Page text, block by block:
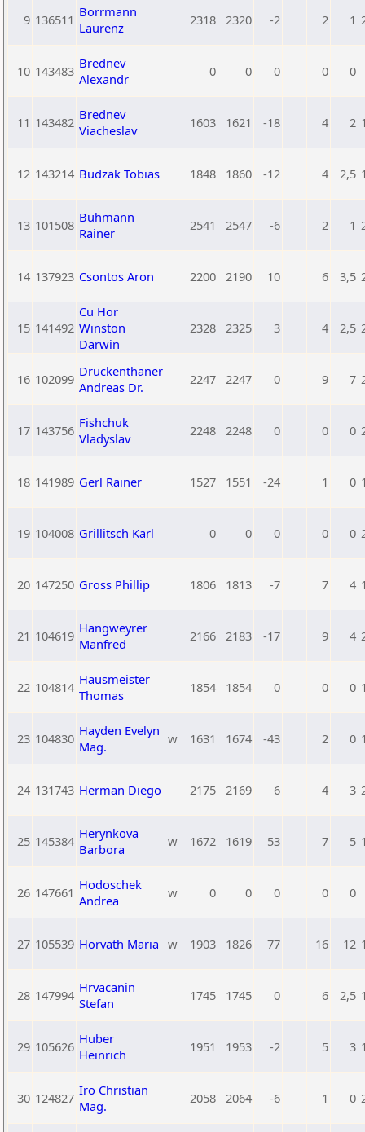
9 136511 Borrmann
Laurenz
2318 2320 -2 2 1
10 143483 Brednev
Alexandr
0 0 0 0 0
11 143482 Brednev
Viacheslav
1603 1621 -18 4 2
12 143214 Budzak Tobias 1848 1860 -12 4 2,5
13 101508 Buhmann
Rainer
2541 2547 -6 2 1
14 137923 Csontos Aron 2200 2190 10 6 3,5
15 141492
Cu Hor
Winston
Darwin
2328 2325 3 4 2,5
16 102099 Druckenthaner
Andreas Dr.
2247 2247 0 9 7
17 143756 Fishchuk
Vladyslav
2248 2248 0 0 0
18 141989 Gerl Rainer 1527 1551 -24 1 0
19 104008 Grillitsch Karl 0 0 0 0 0
20 147250 Gross Phillip 1806 1813 -7 7 4
21 104619 Hangweyrer
Manfred
2166 2183 -17 9 4
22 104814 Hausmeister
Thomas
1854 1854 0 0 0
23 104830 Hayden Evelyn
Mag.
w 1631 1674 -43 2 0
24 131743 Herman Diego 2175 2169 6 4 3
25 145384 Herynkova
Barbora
w 1672 1619 53 7 5
26 147661 Hodoschek
Andrea
w 0 0 0 0 0
27 105539 Horvath Maria w 1903 1826 77 16 12
28 147994 Hrvacanin
Stefan
1745 1745 0 6 2,5
29 105626 Huber
Heinrich
1951 1953 -2 5 3
30 124827 Iro Christian
Mag.
2058 2064 -6 1 0